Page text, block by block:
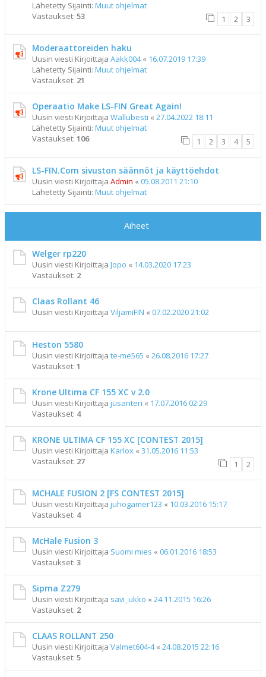
Lähetetty Sijainti: Muut ohjelmat
Vastaukset: 53 1 2 3
Moderaattoreiden haku
Uusin viesti Kirjoittaja Aakk004« 16.07.2019 17:39
Lähetetty Sijainti: Muut ohjelmat
Vastaukset: 21
Operaatio Make LS-FIN Great Again!
Uusin viesti Kirjoittaja Wallubesti « 27.04.2022 18:11
Lähetetty Sijainti: Muut ohjelmat
Vastaukset: 106 1 2 3 4 5
LS-FIN.Com sivuston säännöt ja käyttöehdot
Uusin viesti Kirjoittaja Admin « 05.08.2011 21:10
Lähetetty Sijainti: Muut ohjelmat
Aiheet
Welger rp220
Uusin viesti Kirjoittaja Jopo « 14.03.2020 17:23
Vastaukset: 2
Claas Rollant 46
Uusin viesti Kirjoittaja ViljamiFIN « 07.02.2020 21:02
Heston 5580
Uusin viesti Kirjoittaja te-me565 « 26.08.2016 17:27
Vastaukset: 1
Krone Ultima CF 155 XC v 2.0
Uusin viesti Kirjoittaja jusanteri « 17.07.2016 02:29
Vastaukset: 4
KRONE ULTIMA CF 155 XC [CONTEST 2015]
Uusin viesti Kirjoittaja Karlox « 31.05.2016 11:53
Vastaukset: 27 1 2
MCHALE FUSION 2 [FS CONTEST 2015]
Uusin viesti Kirjoittaja juhogamer123 « 10.03.2016 15:17
Vastaukset: 4
McHale Fusion 3
Uusin viesti Kirjoittaja Suomi mies « 06.01.2016 18:53
Vastaukset: 3
Sipma Z279
Uusin viesti Kirjoittaja savi_ukko « 24.11.2015 16:26
Vastaukset: 2
CLAAS ROLLANT 250
Uusin viesti Kirjoittaja Valmet604-4« 24.08.2015 22:16
Vastaukset: 5